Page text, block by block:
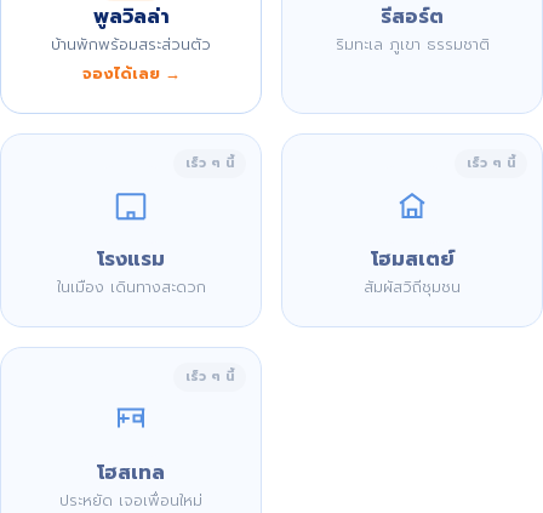
พูลวิลล่า
บ้านพักพร้อมสระส่วนตัว
จองได้เลย →
รีสอร์ต
ริมทะเล ภูเขา ธรรมชาติ
เร็ว ๆ นี้
โรงแรม
ในเมือง เดินทางสะดวก
เร็ว ๆ นี้
โฮมสเตย์
สัมผัสวิถีชุมชน
เร็ว ๆ นี้
โฮสเทล
ประหยัด เจอเพื่อนใหม่